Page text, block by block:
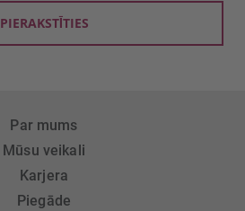
PIERAKSTĪTIES
Par mums
Mūsu veikali
Karjera
Piegāde